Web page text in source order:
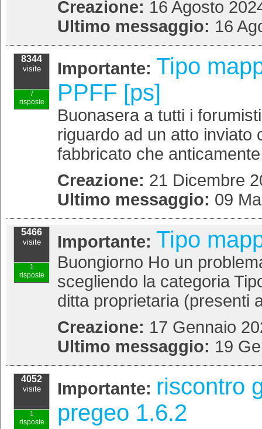
Creazione: 16 Agosto
Ultimo messaggio: 16
8344
visite
7
risposte
Importante: Tipo
PPFF [ps]
Buonasera a tutti i
riguardo ad un atto inviato
fabbricato che
Creazione: 21 Dicembre
Ultimo messaggio: 09
5466
visite
1
risposte
Importante: Tipo
Buongiorno Ho un
scegliendo la categoria
ditta proprietaria (presenti
Creazione: 17 Gennaio
Ultimo messaggio: 19
4052
visite
1
risposte
Importante: riscontro
pregeo 1.6.2